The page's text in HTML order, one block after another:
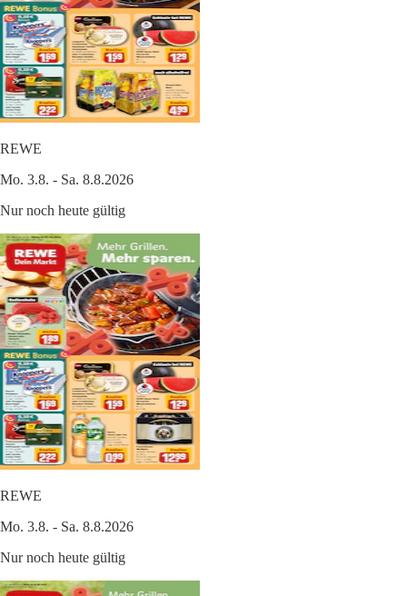
REWE
Mo. 3.8. - Sa. 8.8.2026
Nur noch heute gültig
REWE
Mo. 3.8. - Sa. 8.8.2026
Nur noch heute gültig